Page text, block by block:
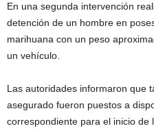
En una segunda intervención
detención de un hombre en
marihuana con un peso
un vehículo.
Las autoridades informaron que
asegurado fueron puestos a
correspondiente para el inicio de